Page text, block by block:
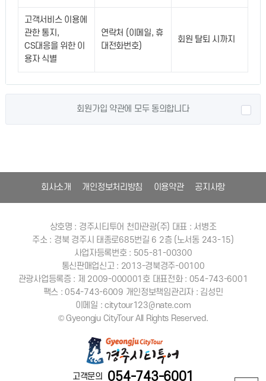
고객서비스 이용에
관한 통지,
CS대응을 위한 이
용자 식별
연락처 (이메일, 휴
대전화번호)
회원 탈퇴 시까지
회원가입 약관에 모두 동의합니다
회사소개 개인정보처리방침 이용약관 공지사항
상호명 : 경주시티투어 천마관광(주) 대표 : 서병조
주소 : 경북 경주시 태종로685번길 6 2층 (노서동 243-15)
사업자등록번호 : 505-81-00300
통신판매업신고 : 2013-경북경주-00100
관광사업등록증 : 제 2009-000001호 대표전화 : 054-743-6001
팩스 : 054-743-6009 개인정보책임관리자 : 김성민
이메일 : citytour123@nate.com
© Gyeongju CityTour All Rights Reserved.
고객문의 054-743-6001